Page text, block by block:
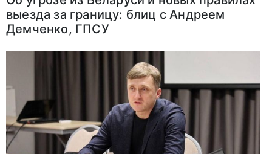
выезда за границу: блиц с Андреем
Демченко, ГПСУ